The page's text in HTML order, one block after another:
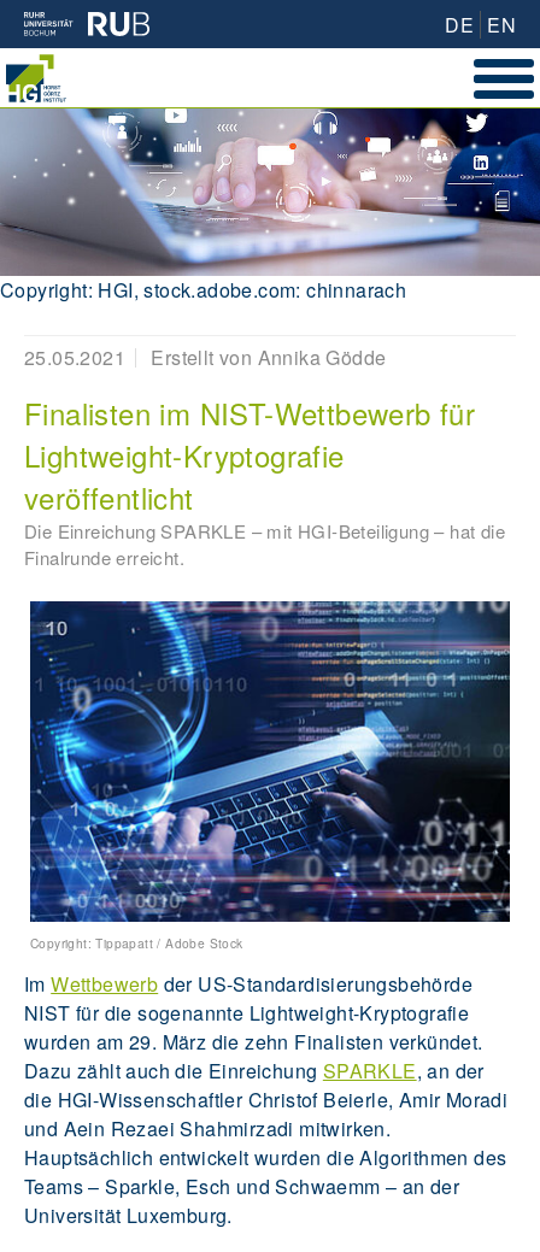
DE EN
Copyright: HGI, stock.adobe.com: chinnarach
25.05.2021 Erstellt von Annika Gödde
Finalisten im NIST-Wettbewerb für
Lightweight-Kryptografie
veröffentlicht
Die Einreichung SPARKLE – mit HGI-Beteiligung – hat die
Finalrunde erreicht.
Copyright: Tippapatt / Adobe Stock
ImWettbewerb der US-Standardisierungsbehörde
NIST für die sogenannte Lightweight-Kryptografie
wurden am 29. März die zehn Finalisten verkündet.
Dazu zählt auch die Einreichung SPARKLE, an der
die HGI-Wissenschaftler Christof Beierle, Amir Moradi
und Aein Rezaei Shahmirzadi mitwirken.
Hauptsächlich entwickelt wurden die Algorithmen des
Teams – Sparkle, Esch und Schwaemm – an der
Universität Luxemburg.